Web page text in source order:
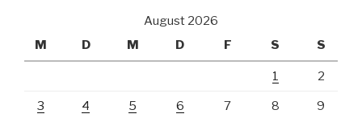
August 2026
M
D M D F S S
1 2
3 4 5 6 7 8 9